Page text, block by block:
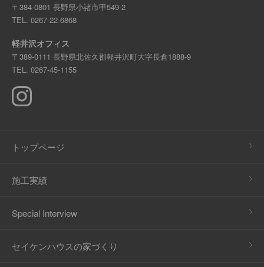
〒384-0801 長野県小諸市甲549-2
TEL. 0267-22-6868
軽井沢オフィス
〒389-0111 長野県北佐久郡軽井沢町大字長倉1888-9
TEL. 0267-45-1155
トップページ
施工実績
Special Interview
セイケンハウスの家づくり